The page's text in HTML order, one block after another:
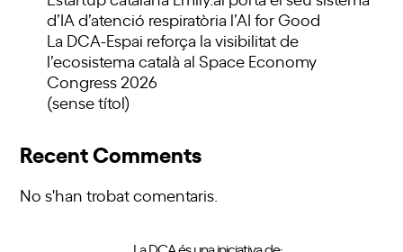
d’IA d’atenció respiratòria l’AI for Good
La DCA-Espai reforça la visibilitat de
l’ecosistema català al Space Economy
Congress 2026
(sense títol)
Recent Comments
No s'han trobat comentaris.